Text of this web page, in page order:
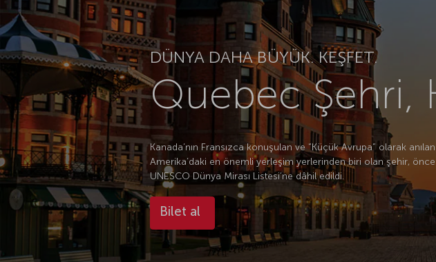
DÜNYA DAHA BÜYÜK. KEŞFET.
Quebec Şehri,
Kanada’nın Fransızca konuşulan ve “Küçük Avrupa” olarak
Amerika’daki en önemli yerleşim yerlerinden biri olan şehir, önce
UNESCO Dünya Mirası Listesi’ne dâhil edildi.
Bilet al